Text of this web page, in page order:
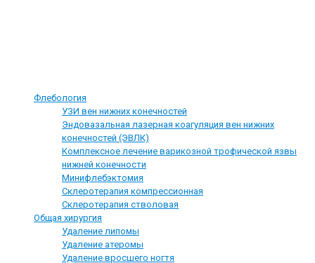
Флебология
УЗИ вен нижних конечностей
Эндовазальная лазерная коагуляция вен нижних
конечностей (ЭВЛК)
Комплексное лечение варикозной трофической язвы
нижней конечности
Минифлебэктомия
Склеротерапия компрессионная
Склеротерапия стволовая
Общая хирургия
Удаление липомы
Удаление атеромы
Удаление вросшего ногтя